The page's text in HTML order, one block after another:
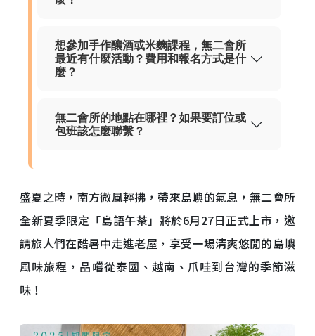
想參加手作釀酒或米麴課程，無二會所
最近有什麼活動？費用和報名方式是什
麼？
無二會所的地點在哪裡？如果要訂位或
包班該怎麼聯繫？
盛夏之時，南方微風輕拂，帶來島嶼的氣息，無二會所
全新夏季限定「島語午茶」將於6月27日正式上市，邀
請旅人們在酷暑中走進老屋，享受一場清爽悠閒的島嶼
風味旅程，品嚐從泰國、越南、爪哇到台灣的季節滋
味！